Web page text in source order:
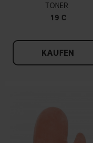
TONER
19 €
KAUFEN